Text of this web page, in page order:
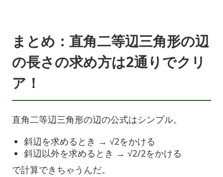
まとめ：直角二等辺三角形の辺
の長さの求め方は2通りでクリ
ア！
直角二等辺三角形の辺の公式はシンプル。
斜辺を求めるとき → √2をかける
斜辺以外を求めるとき → √2/2をかける
で計算できちゃうんだ。